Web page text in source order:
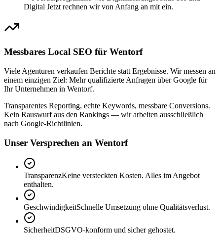
Digital Jetzt rechnen wir von Anfang an mit ein.
Messbares Local SEO für Wentorf
Viele Agenturen verkaufen Berichte statt Ergebnisse. Wir messen an
einem einzigen Ziel: Mehr qualifizierte Anfragen über Google für
Ihr Unternehmen in Wentorf.
Transparentes Reporting, echte Keywords, messbare Conversions.
Kein Rauswurf aus den Rankings — wir arbeiten ausschließlich
nach Google-Richtlinien.
Unser Versprechen an Wentorf
TransparenzKeine versteckten Kosten. Alles im Angebot
enthalten.
GeschwindigkeitSchnelle Umsetzung ohne Qualitätsverlust.
SicherheitDSGVO-konform und sicher gehostet.